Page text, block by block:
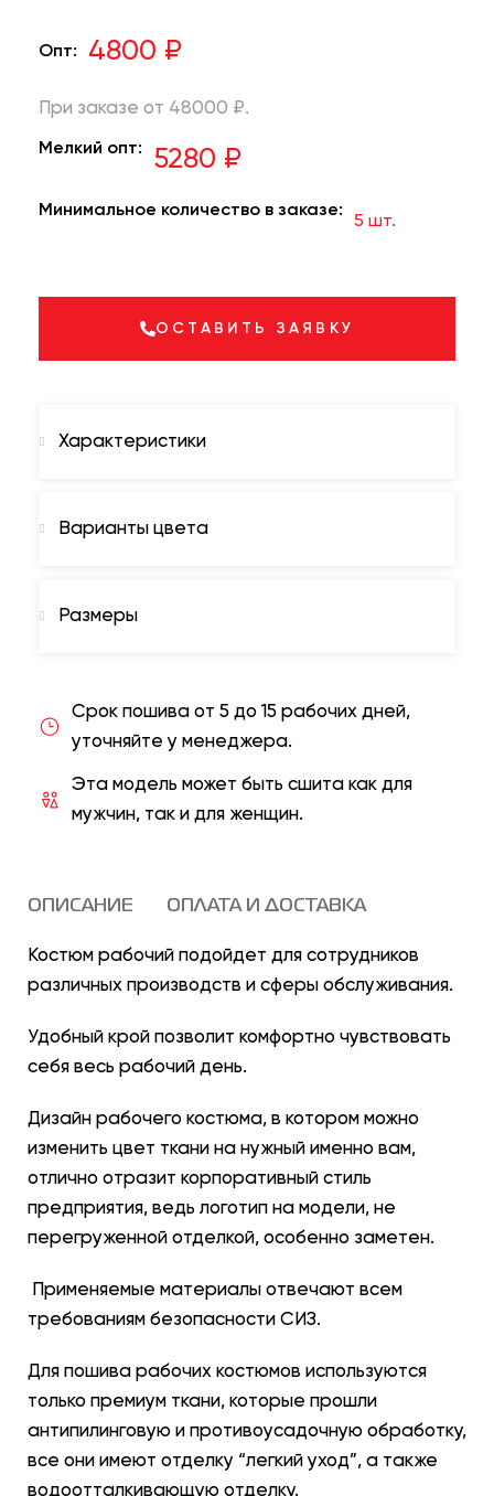
Опт: 4800 ₽
При заказе от 48000 ₽.
Мелкий опт: 5280 ₽
Минимальное количество в заказе:
5 шт.
ОСТАВИТЬ ЗАЯВКУ
Характеристики
Варианты цвета
Размеры
Срок пошива от 5 до 15 рабочих дней,
уточняйте у менеджера.
Эта модель может быть сшита как для
мужчин, так и для женщин.
ОПИСАНИЕ ОПЛАТА И ДОСТАВКА
Костюм рабочий подойдет для сотрудников
различных производств и сферы обслуживания.
Удобный крой позволит комфортно чувствовать
себя весь рабочий день.
Дизайн рабочего костюма, в котором можно
изменить цвет ткани на нужный именно вам,
отлично отразит корпоративный стиль
предприятия, ведь логотип на модели, не
перегруженной отделкой, особенно заметен.
Применяемые материалы отвечают всем
требованиям безопасности СИЗ.
Для пошива рабочих костюмов используются
только премиум ткани, которые прошли
антипилинговую и противоусадочную обработку,
все они имеют отделку “легкий уход”, а также
водоотталкивающую отделку.